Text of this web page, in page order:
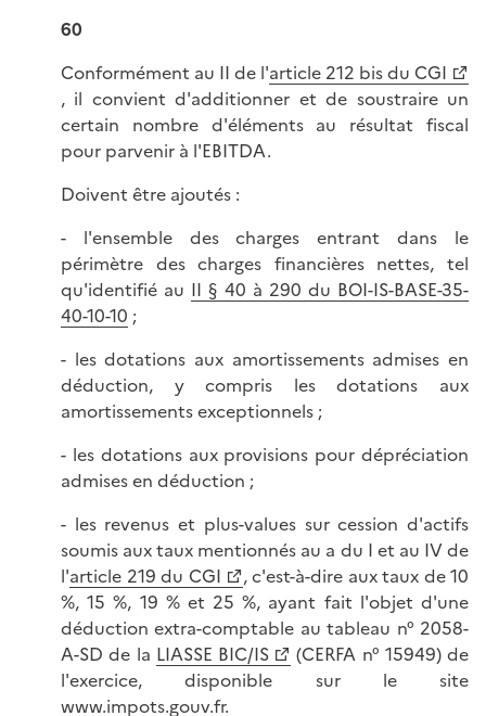
60
Conformément au II de l'article 212 bis du CGI
, il convient d'additionner et de soustraire un
certain nombre d'éléments au résultat fiscal
pour parvenir à l'EBITDA.
Doivent être ajoutés :
- l'ensemble des charges entrant dans le
périmètre des charges financières nettes, tel
qu'identifié au II § 40 à 290 du BOI-IS-BASE-35-
40-10-10 ;
- les dotations aux amortissements admises en
déduction, y compris les dotations aux
amortissements exceptionnels ;
- les dotations aux provisions pour dépréciation
admises en déduction ;
- les revenus et plus-values sur cession d'actifs
soumis aux taux mentionnés au a du I et au IV de
l'article 219 du CGI
, c'est-à-dire aux taux de 10
%, 15 %, 19 % et 25 %, ayant fait l'objet d'une
déduction extra-comptable au tableau n° 2058-
A-SD de la LIASSE BIC/IS
(CERFA n° 15949) de
l'exercice, disponible sur le site
www.impots.gouv.fr.